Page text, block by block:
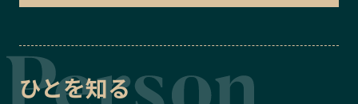
ひとを知る